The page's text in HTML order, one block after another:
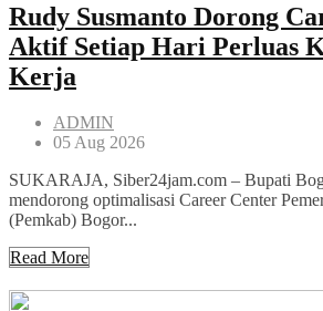
Rudy Susmanto Dorong
Aktif Setiap Hari Perluas
Kerja
ADMIN
05 Aug 2026
SUKARAJA, Siber24jam.com – Bupati
mendorong optimalisasi Career Center
(Pemkab) Bogor...
Read More